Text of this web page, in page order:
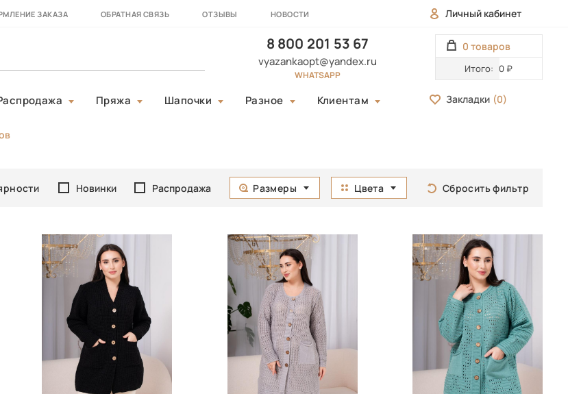
ЗАКАЗА ОБРАТНАЯ СВЯЗЬ ОТЗЫВЫ НОВОСТИ Личный кабинет
8 800 201 53 67
vyazankaopt@yandex.ru
WHATSAPP
0 товаров
Итого: 0 ₽
Пряжа Шапочки Разное Клиентам Закладки (0)
Новинки Распродажа Размеры Цвета Сбросить фильтр